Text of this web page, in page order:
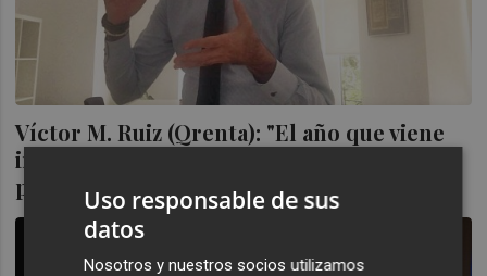
Víctor M. Ruiz (Qrenta): "El año que viene
incorporaremos 2 ó 3 gestores de
patrimoniosUso responsable de sus
datos
Nosotros y nuestros socios utilizamos